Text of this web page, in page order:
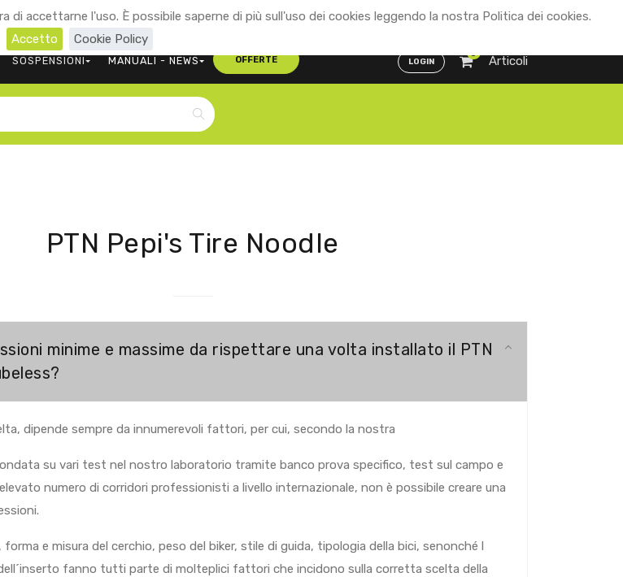
accettarne l'uso. È possibile saperne di più sull'uso dei cookies leggendo la nostra Politica dei cookies.
Accetto
Cookie Policy
563107 CONTATTACI Distributori ENG ITA
SOSPENSIONI MANUALI - NEWS OFFERTE LOGIN
0
Articoli
PTN Pepi's Tire Noodle
minime e massime da rispettare una volta installato il PTN
dipende sempre da innumerevoli fattori, per cui, secondo la nostra
su vari test nel nostro laboratorio tramite banco prova specifico, test sul campo e
numero di corridori professionisti a livello internazionale, non è possibile creare una
e misura del cerchio, peso del biker, stile di guida, tipologia della bici, senonché l
fanno tutti parte di molteplici fattori che incidono sulla corretta scelta della